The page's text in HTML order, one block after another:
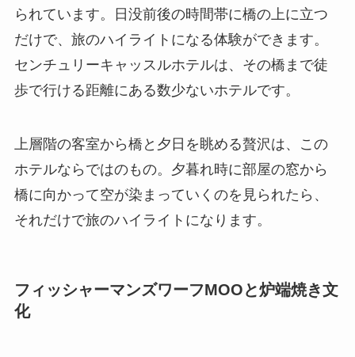
られています。日没前後の時間帯に橋の上に立つ
だけで、旅のハイライトになる体験ができます。
センチュリーキャッスルホテルは、その橋まで徒
歩で行ける距離にある数少ないホテルです。
上層階の客室から橋と夕日を眺める贅沢は、この
ホテルならではのもの。夕暮れ時に部屋の窓から
橋に向かって空が染まっていくのを見られたら、
それだけで旅のハイライトになります。
フィッシャーマンズワーフMOOと炉端焼き文
化